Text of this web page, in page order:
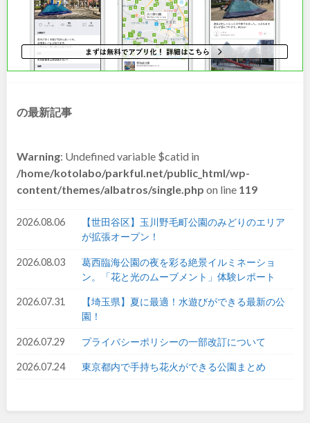
兵庫 奈良
和歌山
中国・四国
鳥取
山口
香川 愛媛
高知
九州・沖縄
福岡 佐賀
の最新記事
Warning: Undefined variable $catid in
/home/kotolabo/parkful.net/public_html/wp-
content/themes/albatros/single.php on line 119
2026.08.06
【世田谷区】玉川野毛町公園のみどりのエリア
が拡張オープン！
2026.08.03
葛西臨海公園の夜を彩る絶景イルミネーショ
ン。「花と光のムーブメント」体験レポート
2026.07.31
【埼玉県】夏に最適！水遊びができる最新の公
園！
2026.07.29 プライバシーポリシーの一部改訂について
2026.07.24 東京都内で手持ち花火ができる公園まとめ